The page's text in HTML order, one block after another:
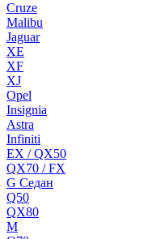
Cruze
Malibu
Jaguar
XE
XF
XJ
Opel
Insignia
Astra
Infiniti
EX / QX50
QX70 / FX
G Cедан
Q50
QX80
M